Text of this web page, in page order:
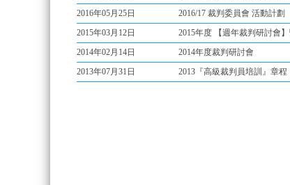
2016年05月25日
2016/17 裁判委員會 活動計劃
2015年03月12日
2015年度 【週年裁判研討會
2014年02月14日
2013年07月31日
2013『高級裁判員培訓』章程